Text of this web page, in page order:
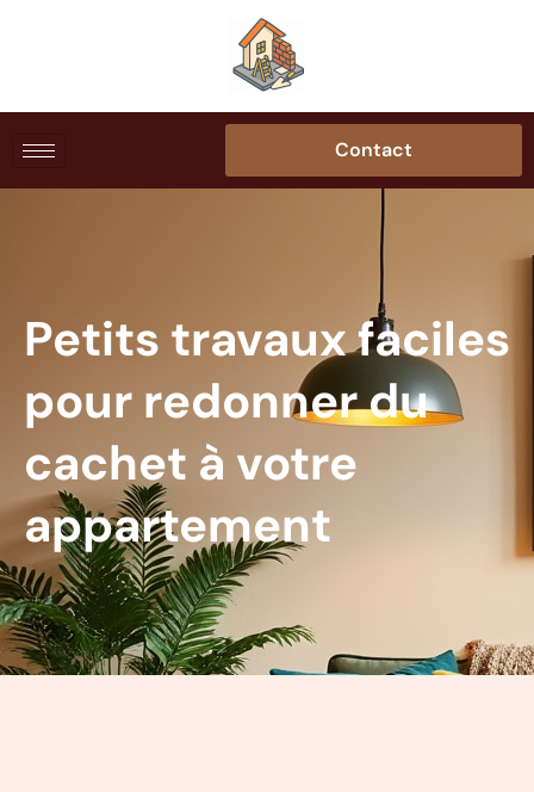
Contact
Petits travaux faciles
pour redonner du
cachet à votre
appartement